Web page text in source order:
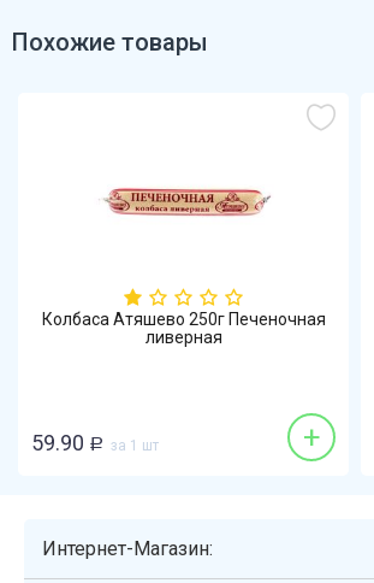
Похожие товары
Колбаса Атяшево 250г Печеночная
ливерная
59.90 Р за 1 шт +
Интернет-Магазин: